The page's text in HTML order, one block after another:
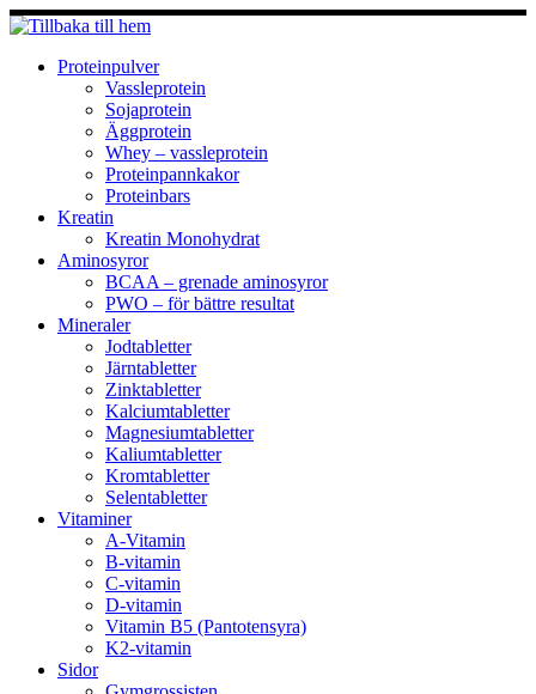
Hoppa
till
innehållProteinpulver
Vassleprotein
Sojaprotein
Äggprotein
Whey – vassleprotein
Proteinpannkakor
Proteinbars
Kreatin
Kreatin Monohydrat
Aminosyror
BCAA – grenade aminosyror
PWO – för bättre resultat
Mineraler
Jodtabletter
Järntabletter
Zinktabletter
Kalciumtabletter
Magnesiumtabletter
Kaliumtabletter
Kromtabletter
Selentabletter
Vitaminer
A-Vitamin
B-vitamin
C-vitamin
D-vitamin
Vitamin B5 (Pantotensyra)
K2-vitamin
Sidor